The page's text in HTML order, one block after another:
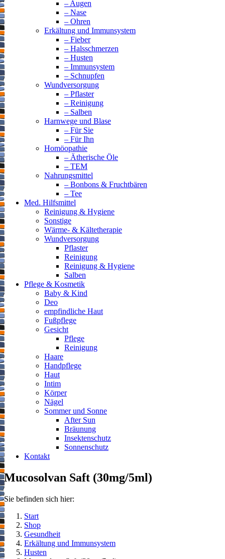
– Augen
– Nase
– Ohren
Erkältung und Immunsystem
– Fieber
– Halsschmerzen
– Husten
– Immunsystem
– Schnupfen
Wundversorgung
– Pflaster
– Reinigung
– Salben
Harnwege und Blase
– Für Sie
– Für Ihn
Homöopathie
– Ätherische Öle
– TEM
Nahrungsmittel
– Bonbons & Fruchtbären
– Tee
Med. Hilfsmittel
Reinigung & Hygiene
Sonstige
Wärme- & Kältetherapie
Wundversorgung
Pflaster
Reinigung
Reinigung & Hygiene
Salben
Pflege & Kosmetik
Baby & Kind
Deo
empfindliche Haut
Fußpflege
Gesicht
Pflege
Reinigung
Haare
Handpflege
Haut
Intim
Körper
Nägel
Sommer und Sonne
After Sun
Bräunung
Insektenschutz
Sonnenschutz
Kontakt
Mucosolvan Saft (30mg/5ml)
Sie befinden sich hier:
Start
Shop
Gesundheit
Erkältung und Immunsystem
Husten